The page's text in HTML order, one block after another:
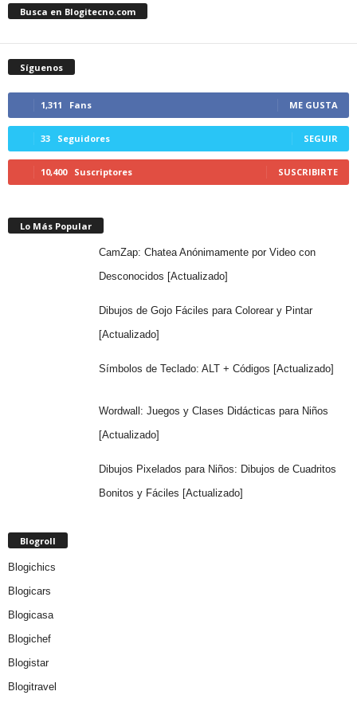
Busca en Blogitecno.com
Síguenos
1,311 Fans ME GUSTA
33 Seguidores SEGUIR
10,400 Suscriptores SUSCRIBIRTE
Lo Más Popular
CamZap: Chatea Anónimamente por Video con
Desconocidos [Actualizado]
Dibujos de Gojo Fáciles para Colorear y Pintar
[Actualizado]
Símbolos de Teclado: ALT + Códigos [Actualizado]
Wordwall: Juegos y Clases Didácticas para Niños
[Actualizado]
Dibujos Pixelados para Niños: Dibujos de Cuadritos
Bonitos y Fáciles [Actualizado]
Blogroll
Blogichics
Blogicars
Blogicasa
Blogichef
Blogistar
Blogitravel